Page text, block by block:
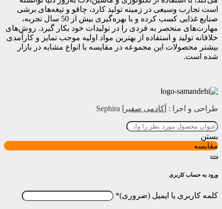
است تجارب وسیعی در زمینه تولید کارد، چاقو و تیغه‌های برشی
صنایع غذایی کسب کرده و با بهره‌گیری بیش از 50 سال تجربه،
مهارت‌های منحصر به فردی را در تولیدات خود بکار گیرد. روش‌های
خلاقانه تولید و استفاده از بهترین مواد اولیه موجب تمایز و کارآمدی
بیشتر محصولات این مجموعه در مقایسه با انواع مشابه در بازار
شده است.
طراحی و اجرا : آکادمی صفیرا
بستن
مقایسه
ورود به حساب کاربری
کلمه کاربری یا ایمیل *